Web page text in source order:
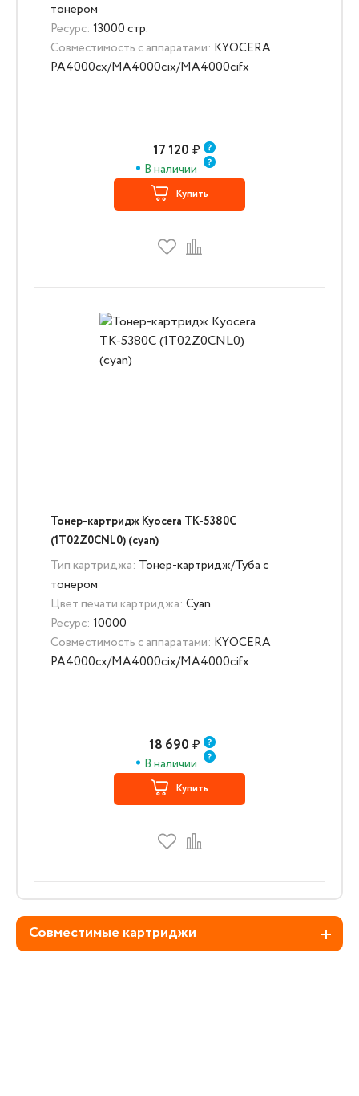
тонером
Ресурс: 13000 стр.
Совместимость с аппаратами: KYOCERA
PA4000cx/MA4000cix/MA4000cifx
17 120 ₽
В наличии
Купить
Тонер-картридж Kyocera TK-5380C
(1T02Z0CNL0) (cyan)
Тип картриджа: Тонер-картридж/Туба с
тонером
Цвет печати картриджа: Cyan
Ресурс: 10000
Совместимость с аппаратами: KYOCERA
PA4000cx/MA4000cix/MA4000cifx
18 690 ₽
В наличии
Купить
Совместимые картриджи